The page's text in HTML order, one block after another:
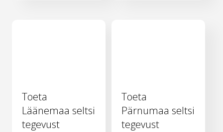
Toeta
Läänemaa seltsi
tegevust
Toeta
Pärnumaa seltsi
tegevust